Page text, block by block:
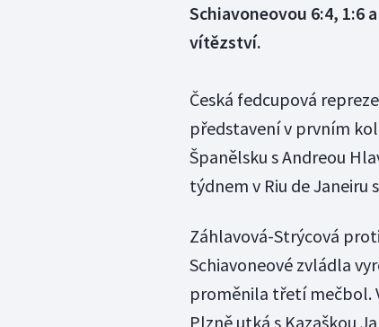
Schiavoneovou 6:4, 1:6
vítězství.
Česká fedcupová
představení v prvním
Španělsku s Andreou
týdnem v Riu de Janeiru
Záhlavová-Strýcová
Schiavoneové zvládla
proměnila třetí mečbol.
Plzně utká s Kazaškou